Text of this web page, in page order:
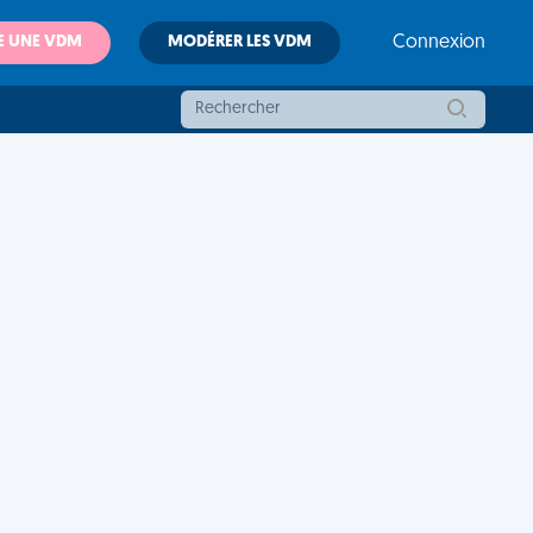
UNE VDM MODÉRER LES VDM Connexion